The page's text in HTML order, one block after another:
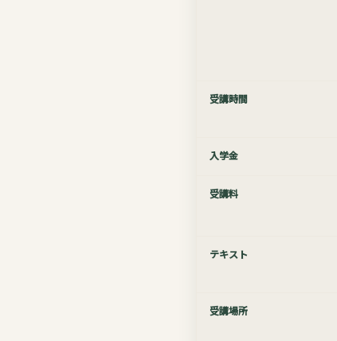
受講時間
入学金
受講料
テキスト
受講場所